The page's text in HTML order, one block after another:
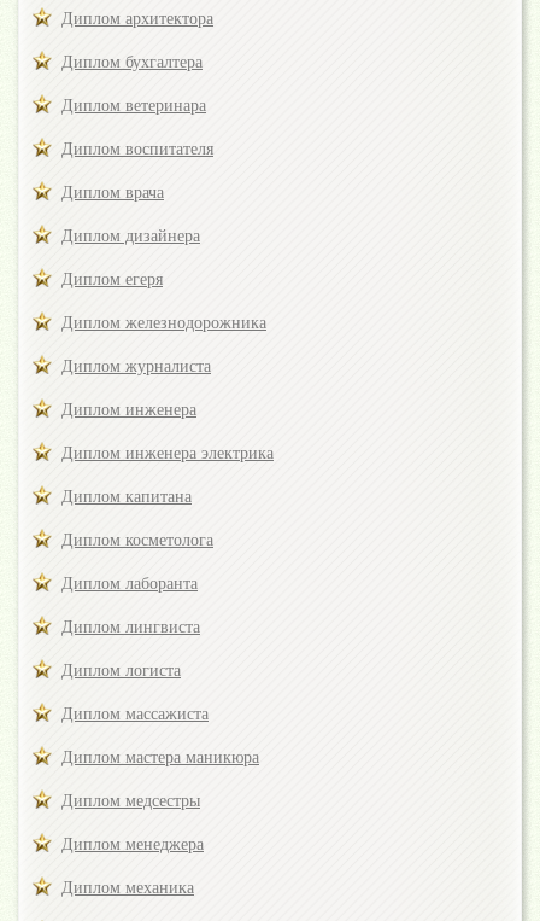
Диплом архитектора
Диплом бухгалтера
Диплом ветеринара
Диплом воспитателя
Диплом врача
Диплом дизайнера
Диплом егеря
Диплом железнодорожника
Диплом журналиста
Диплом инженера
Диплом инженера электрика
Диплом капитана
Диплом косметолога
Диплом лаборанта
Диплом лингвиста
Диплом логиста
Диплом массажиста
Диплом мастера маникюра
Диплом медсестры
Диплом менеджера
Диплом механика